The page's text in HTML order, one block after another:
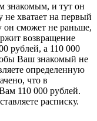
знакомым, и тут он
не хватает на первый
он сможет не раньше,
возвращение
рублей, а 110 000
Ваш знакомый не
определенную
что в
110 000 рублей.
расписку.